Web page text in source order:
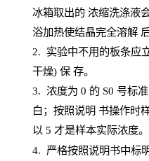
冰箱取出的 浓缩洗涤液
浴加热使结晶完全溶解
2. 实验中不用的板条应
干燥) 保 存。
3. 浓度为 0 的 S0 号标
白；按照说明 书操作时
以 5 才是样本实际浓度。
4. 严格按照说明书中标